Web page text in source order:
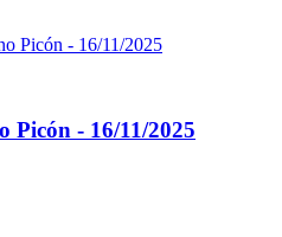
Picón - 16/11/2025